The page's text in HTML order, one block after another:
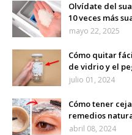
Olvídate del
10 veces más
mayo 22, 2025
Cómo quitar
de vidrio y el
julio 01, 2024
Cómo tener
remedios
abril 08, 2024